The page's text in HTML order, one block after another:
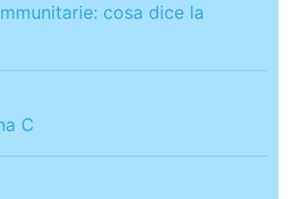
cosa dice la
C